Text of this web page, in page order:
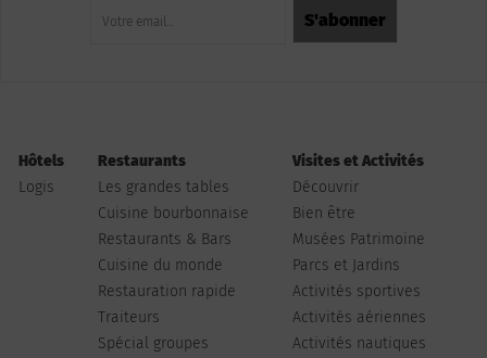
Hôtels
Logis
Restaurants
Les grandes tables
Cuisine bourbonnaise
Restaurants & Bars
Cuisine du monde
Restauration rapide
Traiteurs
Spécial groupes
Visites et Activités
Découvrir
Bien être
Musées Patrimoine
Parcs et Jardins
Activités sportives
Activités aériennes
Activités nautiques